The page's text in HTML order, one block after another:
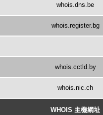
whois.dns.be
whois.register.bg
whois.cctld.by
whois.nic.ch
WHOIS 主機網址